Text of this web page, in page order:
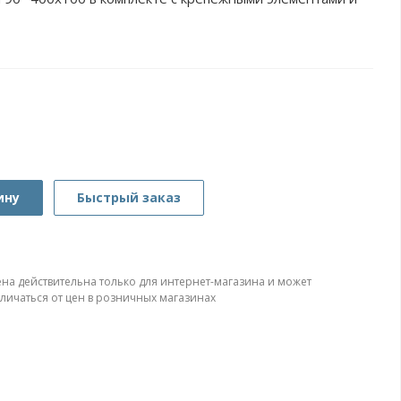
Быстрый заказ
действительна только для интернет-магазина и может
от цен в розничных магазинах